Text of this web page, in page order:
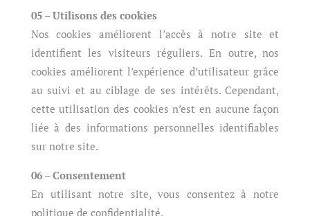
05 – Utilisons des cookies
Nos cookies améliorent l’accès à notre site et
identifient les visiteurs réguliers. En outre, nos
cookies améliorent l’expérience d’utilisateur grâce
au suivi et au ciblage de ses intérêts. Cependant,
cette utilisation des cookies n’est en aucune façon
liée à des informations personnelles identifiables
sur notre site.
06 – Consentement
En utilisant notre site, vous consentez à notre
politique de confidentialité.